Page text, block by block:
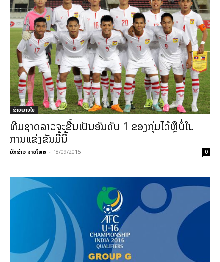
ຂ່າວພາຍ​ໃນ
ທີມຊາດລາວຈະຂື້ນເປັນອັນດັບ 1 ຂອງກຸ່ມໄດ້ຫຼືບໍ່ໃນ
ການແຂ່ງຂັນມື້ນີ້
ນັກຂ່າວ ລາວໂພສ - 18/09/2015 0